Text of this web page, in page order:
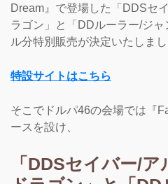
Dream』で登場した「DDSセ
ラゴン」と「DDルーラー/ジ
ル分特別販売が決定いたしまし
特設サイトはこちら
そこでドルパ46の会場では『
ースを設け、
「DDSセイバー/